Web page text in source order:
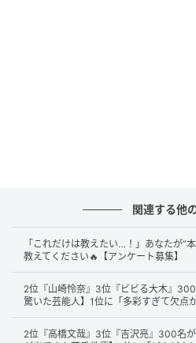
独特なセンスで人気があり令和の
関連する他
「これだけは教えたい…！」あなたが“
教えてください🔥【アンケート募集】
2位『山崎怜奈』3位『ビビる大木』
驚いた芸能人】1位に「多彩すぎて欠点
2位『高橋文哉』3位『吉沢亮』300名